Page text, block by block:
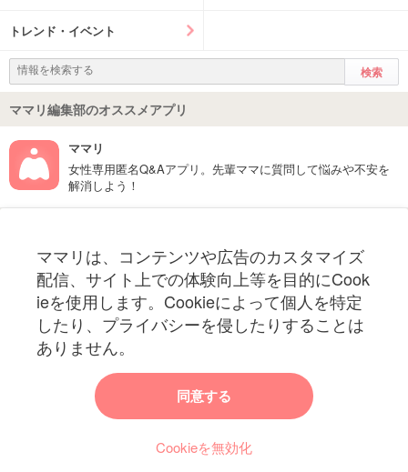
トレンド・イベント
ママリ編集部のオススメアプリ
ママリ
女性専用匿名Q&Aアプリ。先輩ママに質問して悩みや不安を
解消しよう！
ママリは、コンテンツや広告のカスタマイズ
配信、サイト上での体験向上等を目的にCook
ieを使用します。Cookieによって個人を特定
したり、プライバシーを侵したりすることは
ありません。
同意する
Cookieを無効化
妊娠〜子育て中のお役立ち情報を配信中
ママリからのお知らせ
ママリ編集部がみなさんのご意見をもとに記事を作成させていただきま